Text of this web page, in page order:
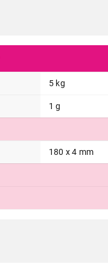
5 kg
1 g
180 x 4 mm
2.090,00